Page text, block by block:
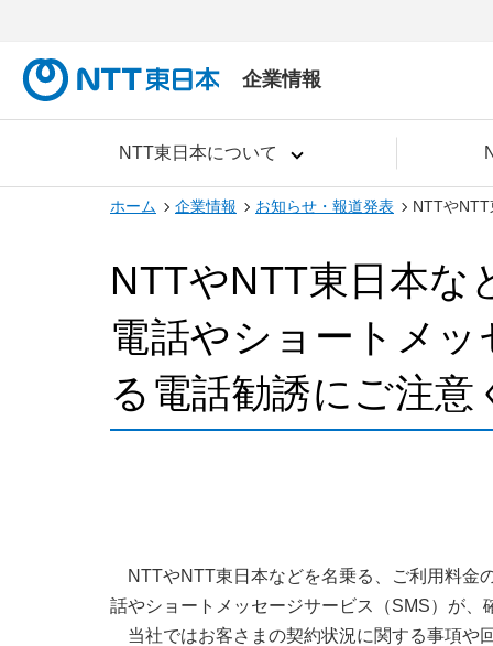
企業情報
NTT東日本について
ホーム 企業情報 お知らせ・報道発表 NTTや
NTTやNTT東日本な
電話やショートメ
る電話勧誘にご注意
NTTやNTT東日本などを名乗る、ご利用料金
話やショートメッセージサービス（SMS）が、
当社ではお客さまの契約状況に関する事項や